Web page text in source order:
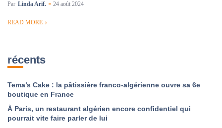
Par Linda Arif. 24 août 2024
READ MORE
récents
Tema’s Cake : la pâtissière franco-algérienne ouvre sa 6e
boutique en France
À Paris, un restaurant algérien encore confidentiel qui
pourrait vite faire parler de lui